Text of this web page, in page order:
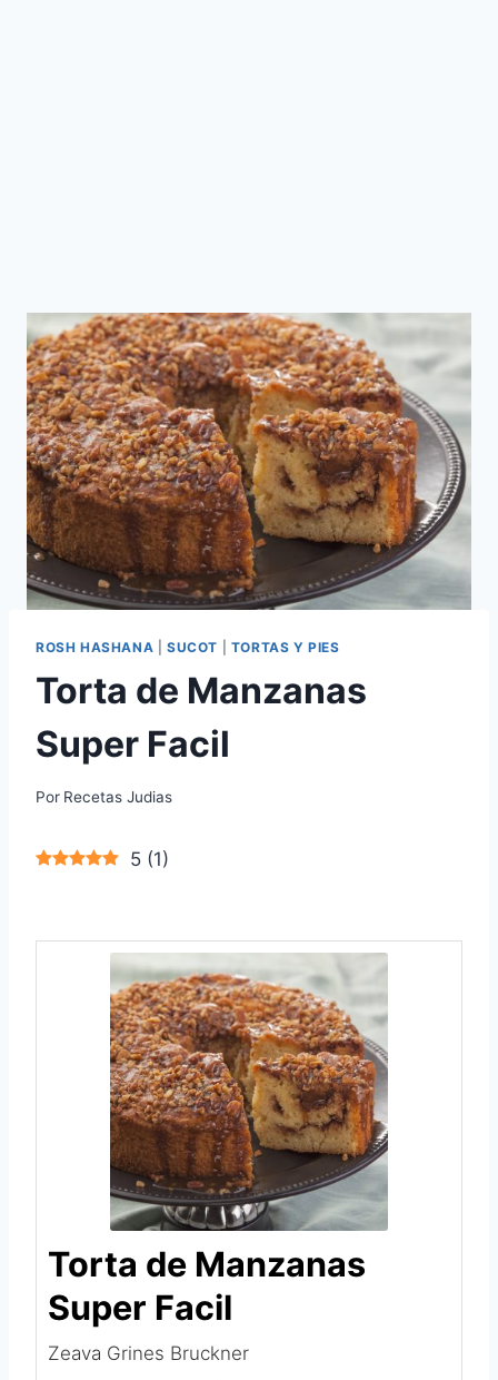
ROSH HASHANA SUCOT TORTAS Y PIES
Torta de Manzanas
Super Facil
Por Recetas Judias
5 (1)
Torta de Manzanas
Super Facil
Zeava Grines Bruckner